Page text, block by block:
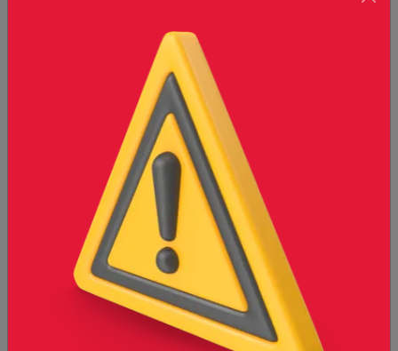
visión
Emprendimos el proyecto de
crear una empresa capaz de
posicionarse en el mercado de la
construcción como una opción
confiable. De manera paulatina
pero constante fuimos
incursionando en dicho
mercado, estableciendo como
base de nuestro proyecto el
ofrecer siempre eficacia en el
servicio, precios competitivos y